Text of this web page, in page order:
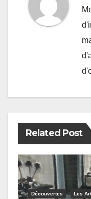
Related Post
Découvertes Les